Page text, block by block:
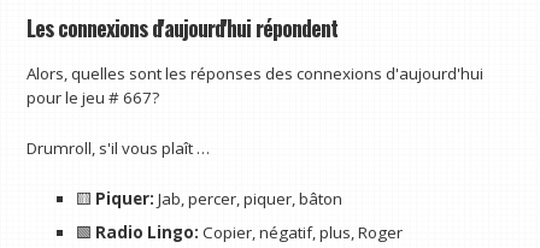
Les connexions d'aujourd'hui répondent
Alors, quelles sont les réponses des connexions d'aujourd'hui
pour le jeu # 667?
Drumroll, s'il vous plaît …
🟨 Piquer: Jab, percer, piquer, bâton
🟩 Radio Lingo: Copier, négatif, plus, Roger